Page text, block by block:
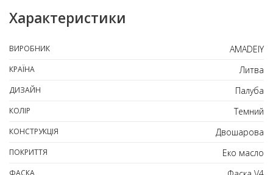
Характеристики
ВИРОБНИК AMADEIY
КРАЇНА Литва
ДИЗАЙН Палуба
КОЛІР Темний
КОНСТРУКЦІЯ Двошарова
ПОКРИТТЯ Еко масло
ФАСКА